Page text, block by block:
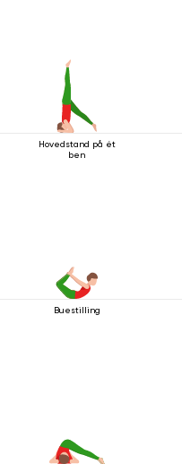
Hovedstand på ét
ben
Buestilling